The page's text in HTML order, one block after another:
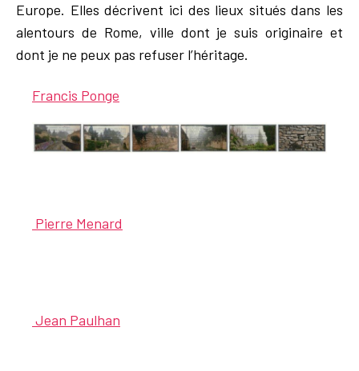
Europe. Elles décrivent ici des lieux situés dans les
alentours de Rome, ville dont je suis originaire et
dont je ne peux pas refuser l’héritage.
Francis Ponge
Pierre Menard
Jean Paulhan